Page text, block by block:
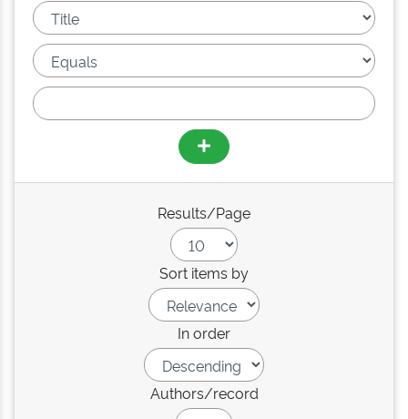
Results/Page
Sort items by
In order
Authors/record